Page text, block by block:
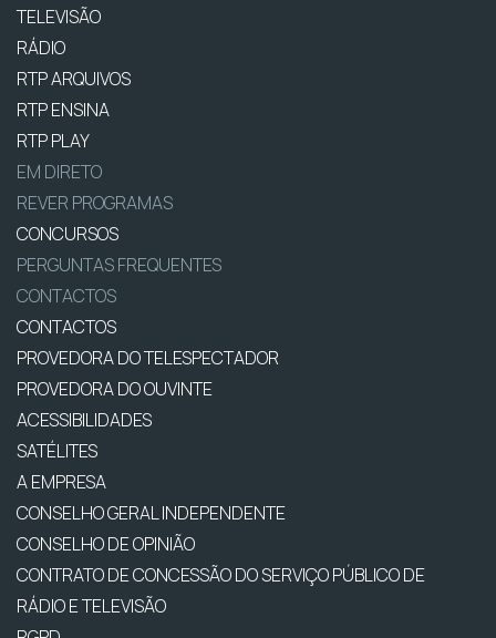
TELEVISÃO
RÁDIO
RTP ARQUIVOS
RTP ENSINA
RTP PLAY
EM DIRETO
REVER PROGRAMAS
CONCURSOS
PERGUNTAS FREQUENTES
CONTACTOS
CONTACTOS
PROVEDORA DO TELESPECTADOR
PROVEDORA DO OUVINTE
ACESSIBILIDADES
SATÉLITES
A EMPRESA
CONSELHO GERAL INDEPENDENTE
CONSELHO DE OPINIÃO
CONTRATO DE CONCESSÃO DO SERVIÇO PÚBLICO DE
RÁDIO E TELEVISÃO